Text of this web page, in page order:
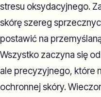
stresu oksydacyjnego.
skórę szereg
postawić na
Wszystko zaczyna się
ale precyzyjnego, które
ochronnej skóry.